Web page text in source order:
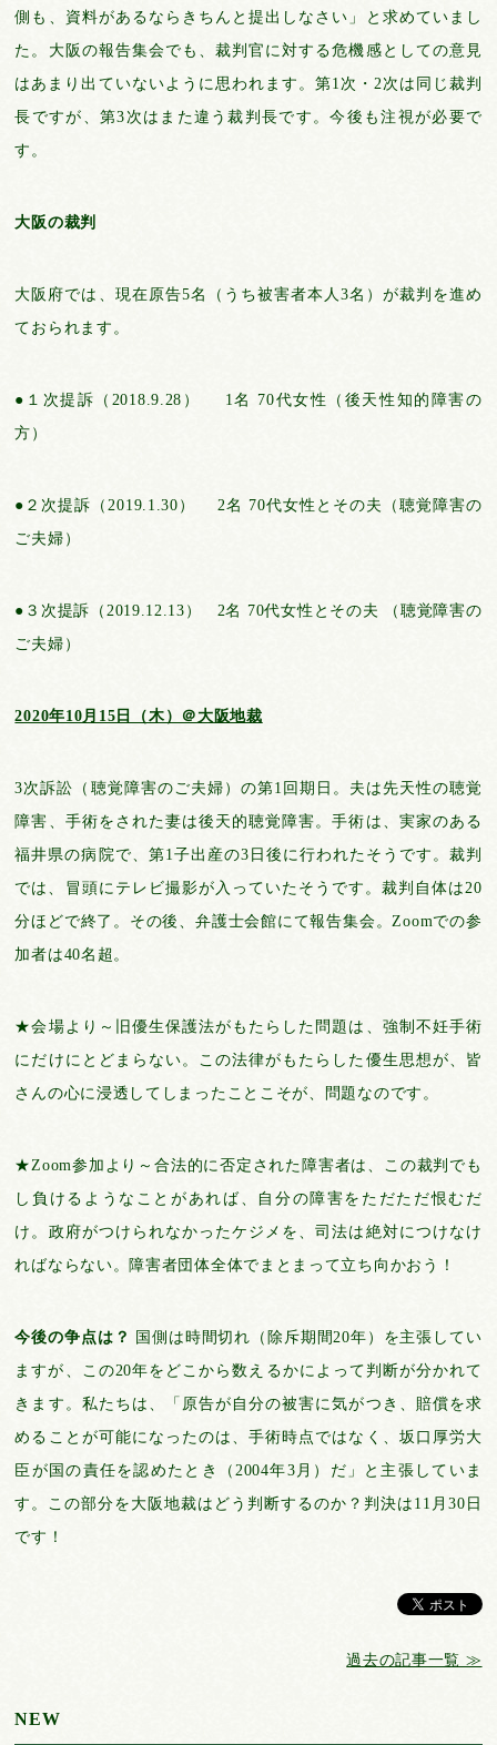
側も、資料があるならきちんと提出しなさい」と求めていまし
た。大阪の報告集会でも、裁判官に対する危機感としての意見
はあまり出ていないように思われます。第1次・2次は同じ裁判
長ですが、第3次はまた違う裁判長です。今後も注視が必要で
す。
大阪の裁判
⼤阪府では、現在原告5名（うち被害者本⼈3名）が裁判を進め
ておられます。
●１次提訴（2018.9.28） 1名 70代⼥性（後天性知的障害の
⽅）
●２次提訴（2019.1.30） 2名 70代⼥性とその夫（聴覚障害の
ご夫婦）
●３次提訴（2019.12.13） 2名 70代⼥性とその夫 （聴覚障害の
ご夫婦）
2020年10月15日（木）＠大阪地裁
3次訴訟（聴覚障害のご夫婦）の第1回期日。夫は先天性の聴覚
障害、⼿術をされた妻は後天的聴覚障害。⼿術は、実家のある
福井県の病院で、第1⼦出産の3⽇後に⾏われたそうです。裁判
では、冒頭にテレビ撮影が入っていたそうです。裁判自体は20
分ほどで終了。その後、弁護士会館にて報告集会。Zoomでの参
加者は40名超。
★会場より～旧優生保護法がもたらした問題は、強制不妊手術
にだけにとどまらない。この法律がもたらした優生思想が、皆
さんの心に浸透してしまったことこそが、問題なのです。
★Zoom参加より～合法的に否定された障害者は、この裁判でも
し負けるようなことがあれば、自分の障害をただただ恨むだ
け。政府がつけられなかったケジメを、司法は絶対につけなけ
ればならない。障害者団体全体でまとまって立ち向かおう！
今後の争点は？
国側は時間切れ（除斥期間20年）を主張してい
ますが、この20年をどこから数えるかによって判断が分かれて
きます。私たちは、「原告が自分の被害に気がつき、賠償を求
めることが可能になったのは、手術時点ではなく、坂口厚労大
臣が国の責任を認めたとき（2004年3月）だ」と主張していま
す。この部分を大阪地裁はどう判断するのか？判決は11月30日
です！
過去の記事一覧 ≫
NEW